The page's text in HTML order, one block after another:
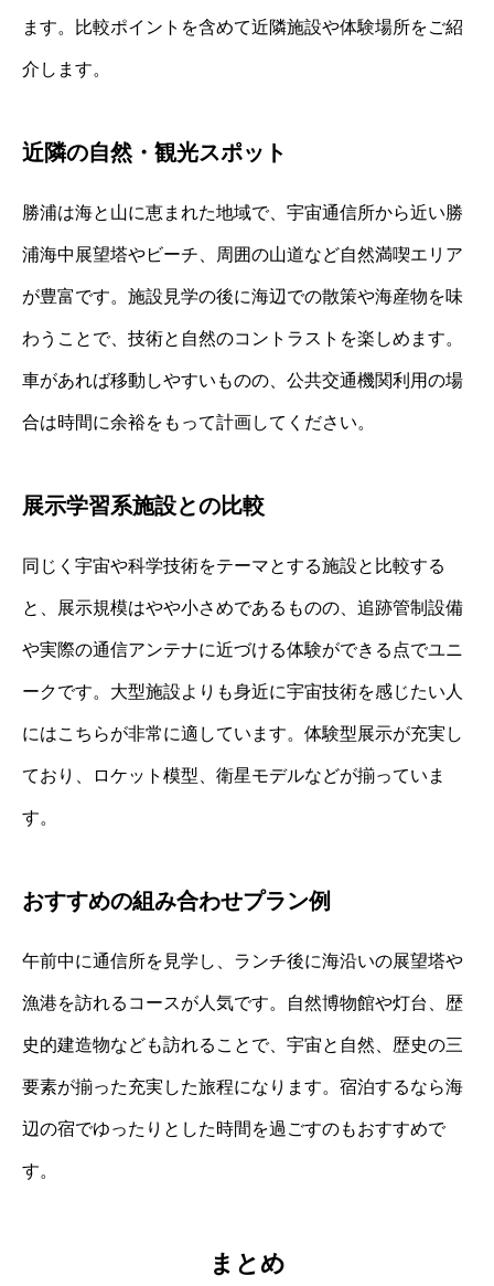
ます。比較ポイントを含めて近隣施設や体験場所をご紹
介します。
近隣の自然・観光スポット
勝浦は海と山に恵まれた地域で、宇宙通信所から近い勝
浦海中展望塔やビーチ、周囲の山道など自然満喫エリア
が豊富です。施設見学の後に海辺での散策や海産物を味
わうことで、技術と自然のコントラストを楽しめます。
車があれば移動しやすいものの、公共交通機関利用の場
合は時間に余裕をもって計画してください。
展示学習系施設との比較
同じく宇宙や科学技術をテーマとする施設と比較する
と、展示規模はやや小さめであるものの、追跡管制設備
や実際の通信アンテナに近づける体験ができる点でユニ
ークです。大型施設よりも身近に宇宙技術を感じたい人
にはこちらが非常に適しています。体験型展示が充実し
ており、ロケット模型、衛星モデルなどが揃っていま
す。
おすすめの組み合わせプラン例
午前中に通信所を見学し、ランチ後に海沿いの展望塔や
漁港を訪れるコースが人気です。自然博物館や灯台、歴
史的建造物なども訪れることで、宇宙と自然、歴史の三
要素が揃った充実した旅程になります。宿泊するなら海
辺の宿でゆったりとした時間を過ごすのもおすすめで
す。
まとめ